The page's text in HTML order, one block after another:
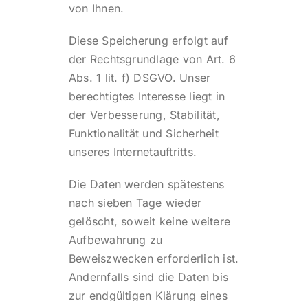
von Ihnen.
Diese Speicherung erfolgt auf
der Rechtsgrundlage von Art. 6
Abs. 1 lit. f) DSGVO. Unser
berechtigtes Interesse liegt in
der Verbesserung, Stabilität,
Funktionalität und Sicherheit
unseres Internetauftritts.
Die Daten werden spätestens
nach sieben Tage wieder
gelöscht, soweit keine weitere
Aufbewahrung zu
Beweiszwecken erforderlich ist.
Andernfalls sind die Daten bis
zur endgültigen Klärung eines